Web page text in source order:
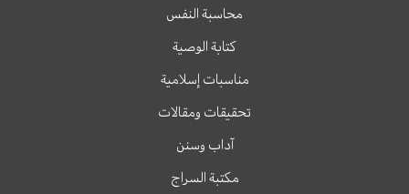
محاسبة النفس
كتابة الوصية
مناسبات إسلامية
تحقيقات ومقالات
آداب وسنن
مكتبة السراج